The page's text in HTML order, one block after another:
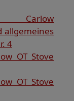
Carlow
allgemeines
4
OT Stove
OT Stove